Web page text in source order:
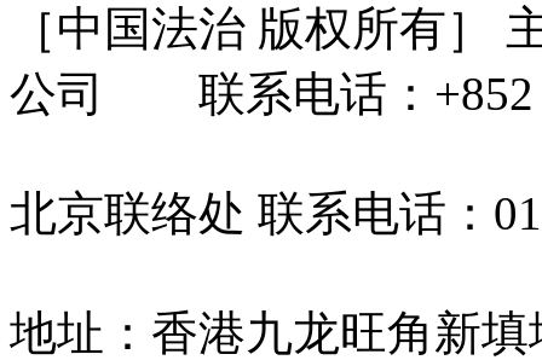
［中国法治 版权所有］
公司 联系电话：+852
北京联络处 联系电话：
地址：香港九龙旺角新